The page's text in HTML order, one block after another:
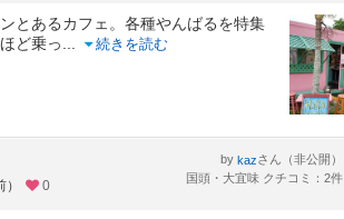
とあるカフェ。各種やんばるを特集
ど乗っ
続きを読む
0
by kazさん（非公開）
国頭・大宜味 クチコミ：2件